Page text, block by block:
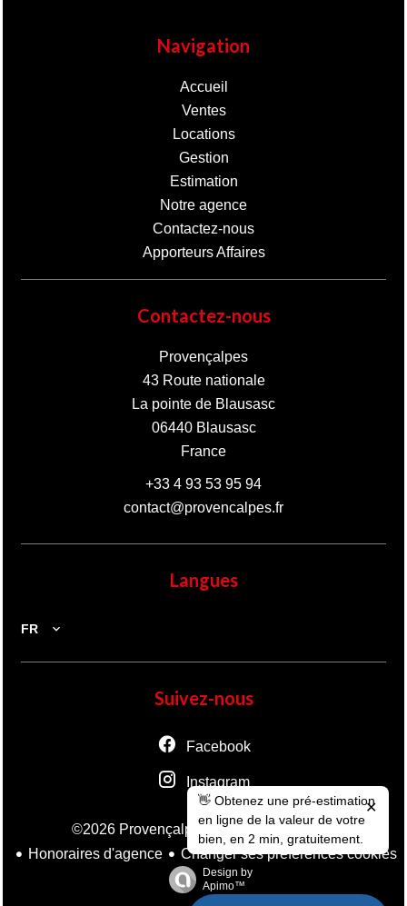
Navigation
Accueil
Ventes
Locations
Gestion
Estimation
Notre agence
Contactez-nous
Apporteurs Affaires
Contactez-nous
Provençalpes
43 Route nationale
La pointe de Blausasc
06440Blausasc
France
+33 4 93 53 95 94
contact@provencalpes.fr
Langues
FR
Suivez-nous
Facebook
Instagram
©2026 Provençalpes
Mentions légales
Honoraires d'agence
Changer ses préférences cookies
Design by
Apimo™
👋 Obtenez une pré-estimation
en ligne de la valeur de votre
bien, en 2 min, gratuitement.
✕